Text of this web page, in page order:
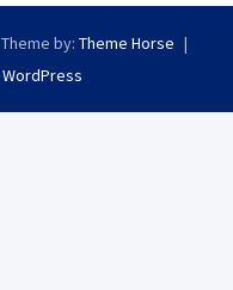
Theme by: Theme Horse
WordPress